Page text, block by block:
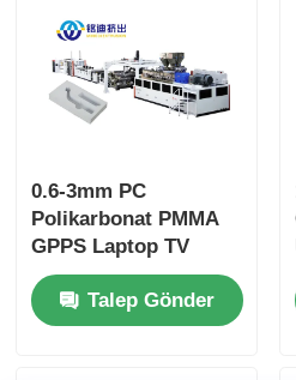
0.6-3mm PC
Polikarbonat PMMA
GPPS Laptop TV
Mobil LCD için
Yaprak Ekstrüzyon
hattı
Talep Gönder